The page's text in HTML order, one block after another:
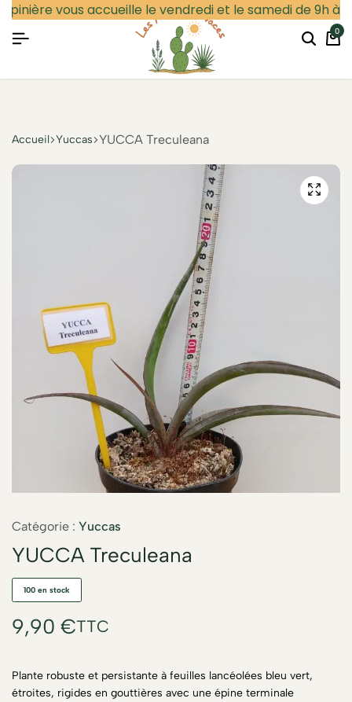
vous accueille le vendredi et le samedi de 9h à
Professionnel Se connecter 0
Accueil Yuccas YUCCA Treculeana
Catégorie : Yuccas
YUCCA Treculeana
100 en stock
9,90 €TTC
Plante robuste et persistante à feuilles lancéolées bleu vert,
étroites, rigides en gouttières avec une épine terminale